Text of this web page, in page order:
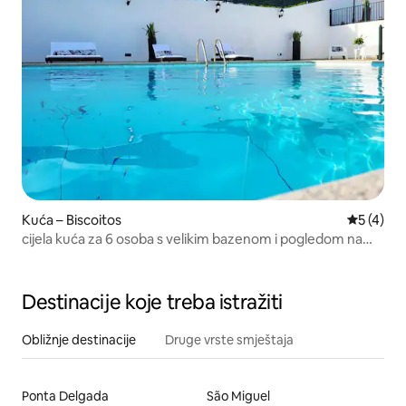
Kuća – Biscoitos
5 (4)
cijela kuća za 6 osoba s velikim bazenom i pogledom na
Destinacije koje treba istražiti
Obližnje destinacije Druge vrste smještaja
Ponta Delgada
São Miguel